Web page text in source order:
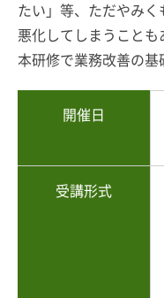
たい」等、ただやみく
悪化してしまうことも
本研修で業務改善の基
開催日
受講形式